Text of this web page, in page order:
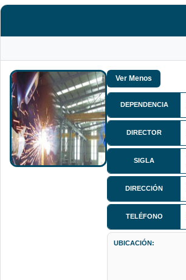
DEPENDENCIA
DIRECTOR
SIGLA
DIRECCIÓN
TELÉFONO
UBICACIÓN: